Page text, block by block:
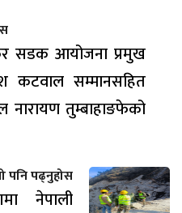
सडक आयोजना प्रमुख
कटवाल सम्मानसहित
नारायण तुम्बाहाङफेको
पनि पढ्नुहोस
नेपाली